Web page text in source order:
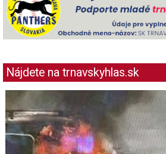
Nájdete na trnavskyhlas.sk